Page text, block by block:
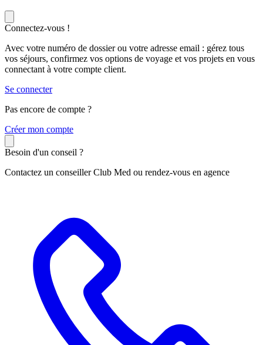
Connectez-vous !
Avec votre numéro de dossier ou votre adresse email : gérez tous
vos séjours, confirmez vos options de voyage et vos projets en vous
connectant à votre compte client.
Se connecter
Pas encore de compte ?
Créer mon compte
Besoin d'un conseil ?
Contactez un conseiller Club Med ou rendez-vous en agence